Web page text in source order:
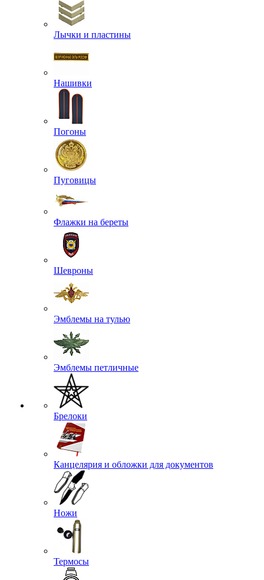
Лычки и пластины
Нашивки
Погоны
Пуговицы
Флажки на береты
Шевроны
Эмблемы на тулью
Эмблемы петличные
Брелоки
Канцелярия и обложки для документов
Ножи
Термосы